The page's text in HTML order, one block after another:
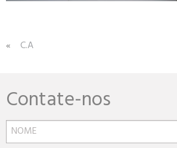
Navegação
C.A
Contate-nos